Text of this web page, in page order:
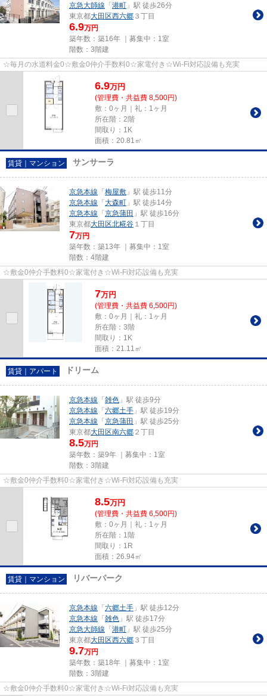
京急大師線 「 港町 」駅 徒歩26分
東京都大田区西六郷 ３丁目
6.9万円
築年数：築16年 ｜募集中： 1室
階数：3階建
☆毎月の水道料金0☆敷金0仲介手数料0☆家電付き☆Wi-Fi対応設備も充実
6.9万円
(管理費・共益費 8,500円)
敷：0ヶ月｜礼：1ヶ月
所在階：2階
間取り：1K
面積：20.81㎡
賃貸｜マンション サンサーラ
京急本線 「 梅屋敷 」駅 徒歩11分
京急本線 「 大森町 」駅 徒歩14分
京急本線 「 京急蒲田 」駅 徒歩16分
東京都大田区北糀谷 １丁目
7万円
築年数：築13年 ｜募集中： 1室
階数：4階建
☆敷金0仲介手数料0☆家電付き☆Wi-Fi対応設備も充実
7万円
(管理費・共益費 6,500円)
敷：0ヶ月｜礼：1ヶ月
所在階：3階
間取り：1K
面積：21.11㎡
賃貸｜アパート ドリーム
京急本線 「 雑色 」駅 徒歩9分
京急本線 「 六郷土手 」駅 徒歩19分
京急本線 「 京急蒲田 」駅 徒歩25分
東京都大田区南六郷 ２丁目
8.5万円
築年数：築9年 ｜募集中： 1室
階数：3階建
☆敷金0仲介手数料0☆家電付き☆Wi-Fi対応設備も充実
8.5万円
(管理費・共益費 6,500円)
敷：0ヶ月｜礼：1ヶ月
所在階：1階
間取り：1R
面積：26.94㎡
賃貸｜マンション リバーパーク
京急本線 「 六郷土手 」駅 徒歩12分
京急本線 「 雑色 」駅 徒歩17分
京急大師線 「 港町 」駅 徒歩25分
東京都大田区西六郷 ３丁目
9.7万円
築年数：築18年 ｜募集中： 1室
階数：3階建
☆敷金0仲介手数料0☆家電付き☆Wi-Fi対応設備も充実